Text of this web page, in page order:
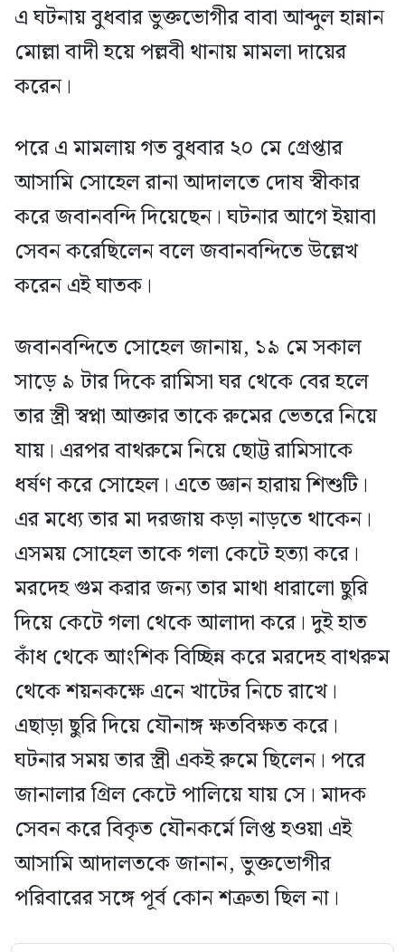
এ ঘটনায় বুধবার ভুক্তভোগীর বাবা আব্দুল হান্নান
মোল্লা বাদী হয়ে পল্লবী থানায় মামলা দায়ের
করেন।
পরে এ মামলায় গত বুধবার ২০ মে গ্রেপ্তার
আসামি সোহেল রানা আদালতে দোষ স্বীকার
করে জবানবন্দি দিয়েছেন। ঘটনার আগে ইয়াবা
সেবন করেছিলেন বলে জবানবন্দিতে উল্লেখ
করেন এই ঘাতক।
জবানবন্দিতে সোহেল জানায়, ১৯ মে সকাল
সাড়ে ৯ টার দিকে রামিসা ঘর থেকে বের হলে
তার স্ত্রী স্বপ্না আক্তার তাকে রুমের ভেতরে নিয়ে
যায়। এরপর বাথরুমে নিয়ে ছোট্ট রামিসাকে
ধর্ষণ করে সোহেল। এতে জ্ঞান হারায় শিশুটি।
এর মধ্যে তার মা দরজায় কড়া নাড়তে থাকেন।
এসময় সোহেল তাকে গলা কেটে হত্যা করে।
মরদেহ গুম করার জন্য তার মাথা ধারালো ছুরি
দিয়ে কেটে গলা থেকে আলাদা করে। দুই হাত
কাঁধ থেকে আংশিক বিচ্ছিন্ন করে মরদেহ বাথরুম
থেকে শয়নকক্ষে এনে খাটের নিচে রাখে।
এছাড়া ছুরি দিয়ে যৌনাঙ্গ ক্ষতবিক্ষত করে।
ঘটনার সময় তার স্ত্রী একই রুমে ছিলেন। পরে
জানালার গ্রিল কেটে পালিয়ে যায় সে। মাদক
সেবন করে বিকৃত যৌনকর্মে লিপ্ত হওয়া এই
আসামি আদালতকে জানান, ভুক্তভোগীর
পরিবারের সঙ্গে পূর্ব কোন শত্রুতা ছিল না।